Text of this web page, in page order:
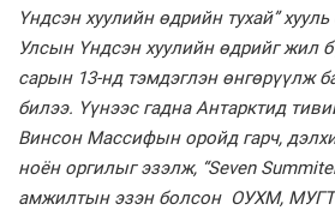
Үндсэн хуулийн өдрийн тухай”
Улсын Үндсэн хуулийн өдрийг жил
сарын 13-нд тэмдэглэн өнгөрүүлж
билээ. Үүнээс гадна Антарктид
Винсон Массифын оройд гарч,
ноён оргилыг эзэлж, “Seven
амжилтын эзэн болсон ОУХМ, МУГТ